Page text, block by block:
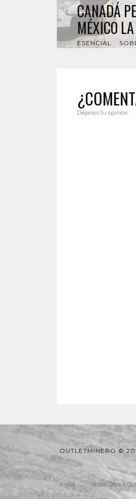
CANADÁ
MÉXICO
ESENCIAL
Déjanos tu opinión.
OUTLETMINERO ©
Inicio Grupo Oficial